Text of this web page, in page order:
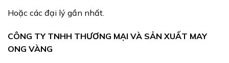
Hoặc các đại lý gần nhất.
CÔNG TY TNHH THƯƠNG MẠI VÀ SẢN XUẤT MAY
ONG VÀNG